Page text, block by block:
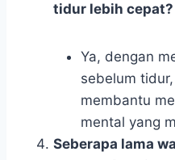
tidur lebih cepat?
Ya, dengan
sebelum
membantu
mental yang
Seberapa lama